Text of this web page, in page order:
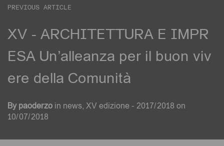
PREVIOUS ARTICLE
XV - ARCHITETTURA E IMPR
ESA Un’alleanza per il buon viv
ere della Comunità
By paoderzo in news XV edizione - 2017/2018 on
10/07/2018